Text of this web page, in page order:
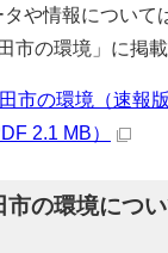
や情報について
市の環境」に掲載
市の環境（速報
2.1 MB）
の環境につ